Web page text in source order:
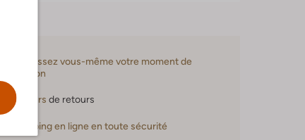
Choisissez vous-même votre moment de
livraison
30 jours de retours
Shopping en ligne en toute sécurité